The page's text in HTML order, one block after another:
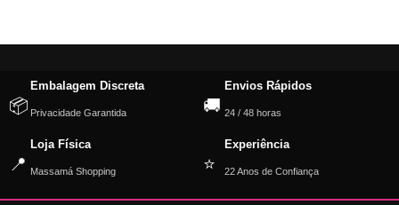
📦
Embalagem Discreta
Privacidade Garantida 🚚
Envios Rápidos
24 / 48 horas
📍
Loja Física
Massamá Shopping ⭐
Experiência
22 Anos de Confiança